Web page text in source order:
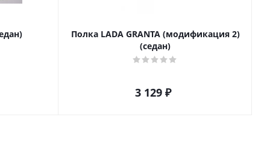
Полка LADA GRANTA (модификация 2)
(седан)
3 129 ₽